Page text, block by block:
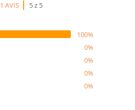
1 AVIS 5 z 5
100%
0%
0%
0%
0%